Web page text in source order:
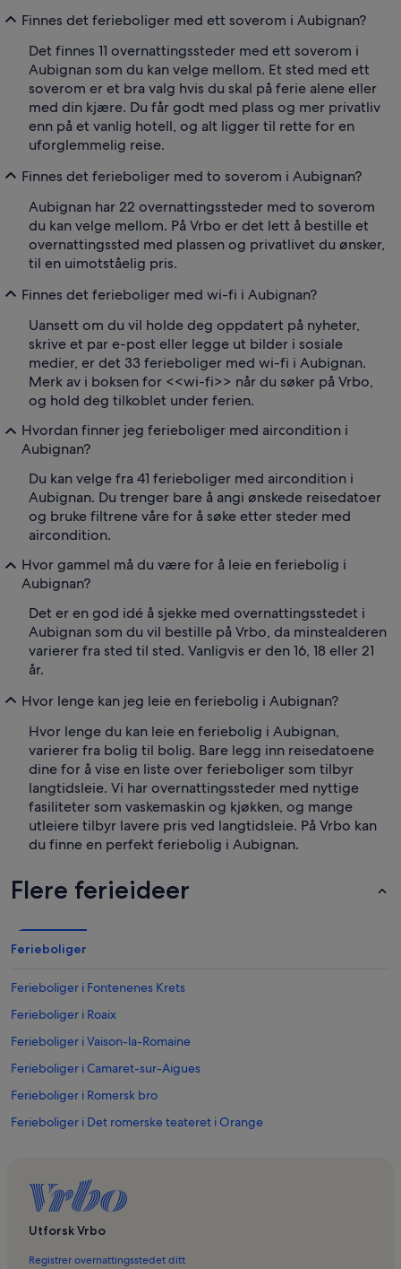
Finnes det ferieboliger med ett soverom i Aubignan?
Det finnes 11 overnattingssteder med ett soverom i
Aubignan som du kan velge mellom. Et sted med ett
soverom er et bra valg hvis du skal på ferie alene eller
med din kjære. Du får godt med plass og mer privatliv
enn på et vanlig hotell, og alt ligger til rette for en
uforglemmelig reise.
Finnes det ferieboliger med to soverom i Aubignan?
Aubignan har 22 overnattingssteder med to soverom
du kan velge mellom. På Vrbo er det lett å bestille et
overnattingssted med plassen og privatlivet du ønsker,
til en uimotståelig pris.
Finnes det ferieboliger med wi-fi i Aubignan?
Uansett om du vil holde deg oppdatert på nyheter,
skrive et par e-post eller legge ut bilder i sosiale
medier, er det 33 ferieboliger med wi-fi i Aubignan.
Merk av i boksen for <<wi-fi>> når du søker på Vrbo,
og hold deg tilkoblet under ferien.
Hvordan finner jeg ferieboliger med aircondition i
Aubignan?
Du kan velge fra 41 ferieboliger med aircondition i
Aubignan. Du trenger bare å angi ønskede reisedatoer
og bruke filtrene våre for å søke etter steder med
aircondition.
Hvor gammel må du være for å leie en feriebolig i
Aubignan?
Det er en god idé å sjekke med overnattingsstedet i
Aubignan som du vil bestille på Vrbo, da minstealderen
varierer fra sted til sted. Vanligvis er den 16, 18 eller 21
år.
Hvor lenge kan jeg leie en feriebolig i Aubignan?
Hvor lenge du kan leie en feriebolig i Aubignan,
varierer fra bolig til bolig. Bare legg inn reisedatoene
dine for å vise en liste over ferieboliger som tilbyr
langtidsleie. Vi har overnattingssteder med nyttige
fasiliteter som vaskemaskin og kjøkken, og mange
utleiere tilbyr lavere pris ved langtidsleie. På Vrbo kan
du finne en perfekt feriebolig i Aubignan.
Flere ferieideer
Ferieboliger
Ferieboliger i Fontenenes Krets
Ferieboliger i Roaix
Ferieboliger i Vaison-la-Romaine
Ferieboliger i Camaret-sur-Aigues
Ferieboliger i Romersk bro
Ferieboliger i Det romerske teateret i Orange
Ferieboliger i Malaucene
Ferieboliger i Mazan
Ferieboliger i Modene
Ferieboliger i Slottet i Châteauneuf-du-Pape
Utforsk Vrbo
Registrer overnattingsstedet ditt